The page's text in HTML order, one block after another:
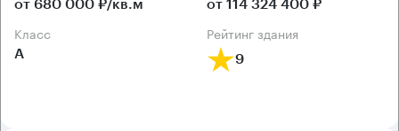
от 680 000 ₽/кв.м от 114 324 400 ₽
класс
А
рейтинг здания
9